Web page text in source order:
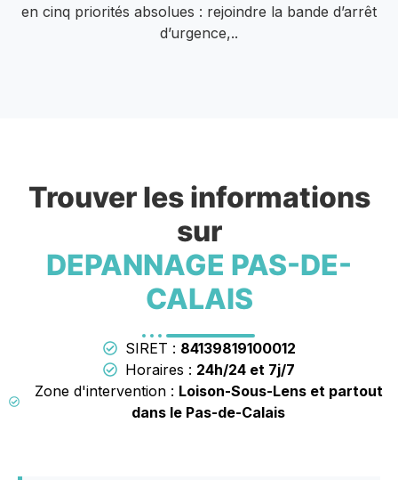
en cinq priorités absolues : rejoindre la bande d’arrêt
d’urgence,..
Trouver les informations
sur
DEPANNAGE PAS-DE-
CALAIS
SIRET : 84139819100012
Horaires : 24h/24 et 7j/7
Zone d'intervention : Loison-Sous-Lens et partout
dans le Pas-de-Calais